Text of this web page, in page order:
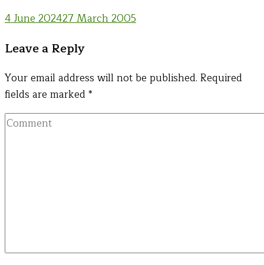
4 June 202427 March 2005
Leave a Reply
Your email address will not be published. Required
fields are marked *
Comment